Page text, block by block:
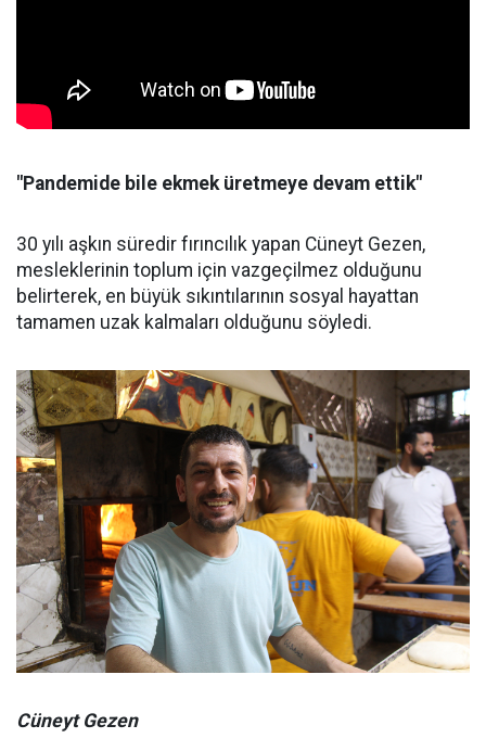
"Pandemide bile ekmek üretmeye devam ettik"
30 yılı aşkın süredir fırıncılık yapan Cüneyt Gezen,
mesleklerinin toplum için vazgeçilmez olduğunu
belirterek, en büyük sıkıntılarının sosyal hayattan
tamamen uzak kalmaları olduğunu söyledi.
Cüneyt Gezen